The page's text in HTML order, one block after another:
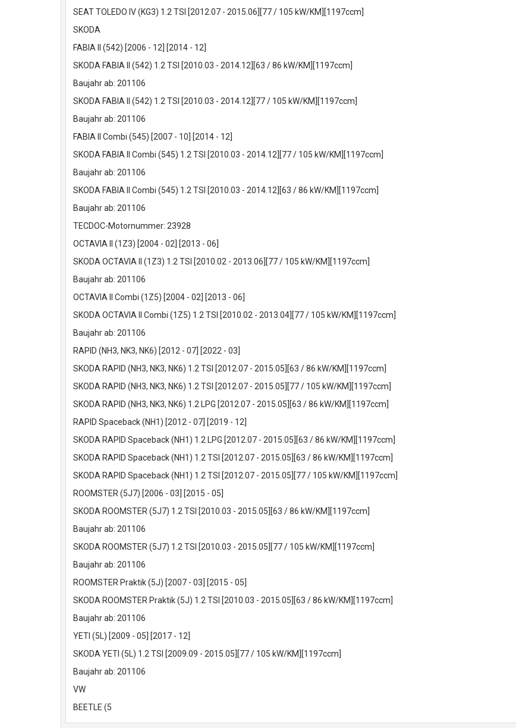
SEAT TOLEDO IV (KG3) 1.2 TSI [2012.07 - 2015.06][77 / 105 kW/KM][1197ccm]
SKODA
FABIA II (542) [2006 - 12] [2014 - 12]
SKODA FABIA II (542) 1.2 TSI [2010.03 - 2014.12][63 / 86 kW/KM][1197ccm]
Baujahr ab: 201106
SKODA FABIA II (542) 1.2 TSI [2010.03 - 2014.12][77 / 105 kW/KM][1197ccm]
Baujahr ab: 201106
FABIA II Combi (545) [2007 - 10] [2014 - 12]
SKODA FABIA II Combi (545) 1.2 TSI [2010.03 - 2014.12][77 / 105 kW/KM][1197ccm]
Baujahr ab: 201106
SKODA FABIA II Combi (545) 1.2 TSI [2010.03 - 2014.12][63 / 86 kW/KM][1197ccm]
Baujahr ab: 201106
TECDOC-Motornummer: 23928
OCTAVIA II (1Z3) [2004 - 02] [2013 - 06]
SKODA OCTAVIA II (1Z3) 1.2 TSI [2010.02 - 2013.06][77 / 105 kW/KM][1197ccm]
Baujahr ab: 201106
OCTAVIA II Combi (1Z5) [2004 - 02] [2013 - 06]
SKODA OCTAVIA II Combi (1Z5) 1.2 TSI [2010.02 - 2013.04][77 / 105 kW/KM][1197ccm]
Baujahr ab: 201106
RAPID (NH3, NK3, NK6) [2012 - 07] [2022 - 03]
SKODA RAPID (NH3, NK3, NK6) 1.2 TSI [2012.07 - 2015.05][63 / 86 kW/KM][1197ccm]
SKODA RAPID (NH3, NK3, NK6) 1.2 TSI [2012.07 - 2015.05][77 / 105 kW/KM][1197ccm]
SKODA RAPID (NH3, NK3, NK6) 1.2 LPG [2012.07 - 2015.05][63 / 86 kW/KM][1197ccm]
RAPID Spaceback (NH1) [2012 - 07] [2019 - 12]
SKODA RAPID Spaceback (NH1) 1.2 LPG [2012.07 - 2015.05][63 / 86 kW/KM][1197ccm]
SKODA RAPID Spaceback (NH1) 1.2 TSI [2012.07 - 2015.05][63 / 86 kW/KM][1197ccm]
SKODA RAPID Spaceback (NH1) 1.2 TSI [2012.07 - 2015.05][77 / 105 kW/KM][1197ccm]
ROOMSTER (5J7) [2006 - 03] [2015 - 05]
SKODA ROOMSTER (5J7) 1.2 TSI [2010.03 - 2015.05][63 / 86 kW/KM][1197ccm]
Baujahr ab: 201106
SKODA ROOMSTER (5J7) 1.2 TSI [2010.03 - 2015.05][77 / 105 kW/KM][1197ccm]
Baujahr ab: 201106
ROOMSTER Praktik (5J) [2007 - 03] [2015 - 05]
SKODA ROOMSTER Praktik (5J) 1.2 TSI [2010.03 - 2015.05][63 / 86 kW/KM][1197ccm]
Baujahr ab: 201106
YETI (5L) [2009 - 05] [2017 - 12]
SKODA YETI (5L) 1.2 TSI [2009.09 - 2015.05][77 / 105 kW/KM][1197ccm]
Baujahr ab: 201106
VW
BEETLE (5